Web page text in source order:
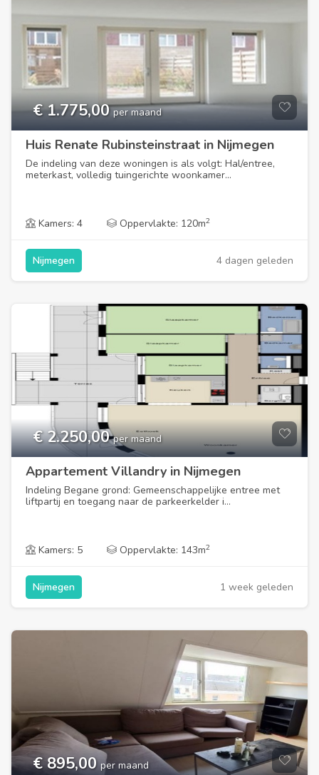
€ 1.775,00 per maand
Huis Renate Rubinsteinstraat in Nijmegen
De indeling van deze woningen is als volgt: Hal/entree,
meterkast, volledig tuingerichte woonkamer...
Kamers: 4 Oppervlakte: 120m2
4 dagen geleden
Nijmegen
€ 2.250,00 per maand
Appartement Villandry in Nijmegen
Indeling Begane grond: Gemeenschappelijke entree met
liftpartij en toegang naar de parkeerkelder i...
Kamers: 5 Oppervlakte: 143m2
1 week geleden
Nijmegen
€ 895,00 per maand